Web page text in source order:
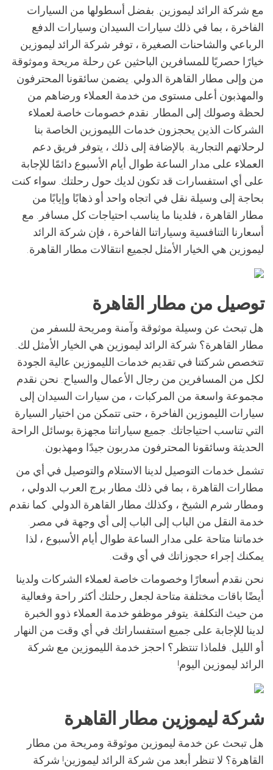
مع شركة الرائد ليموزين. بفضل أسطولها من السيارات
الفاخرة ، بما في ذلك سيارات السيدان وسيارات الدفع
الرباعي والشاحنات الصغيرة ، توفر شركة الرائد ليموزين
خيارًا حصريًا للمسافرين الباحثين عن رحلة مريحة وموثوقة
من وإلى مطار القاهرة الدولي. يضمن سائقونا المحترفون
والمهذبون أعلى مستوى من خدمة العملاء ورضاهم من
لحظة وصولك إلى المطار. نقدم خصومات خاصة لعملاء
الشركات الذين يحجزون خدمات الليموزين الخاصة بنا
لرحلاتهم التجارية. بالإضافة إلى ذلك ، يتوفر فريق دعم
العملاء على مدار الساعة طوال أيام الأسبوع دائمًا للإجابة
على أي استفسارات قد تكون لديك حول رحلتك. سواء كنت
بحاجة إلى وسيلة نقل في اتجاه واحد أو ذهابًا وإيابًا من
مطار القاهرة ، فلدينا ما يناسب احتياجات كل مسافر. مع
أسعارنا التنافسية وسياراتنا الفاخرة ، فإن شركة الرائد
ليموزين هي الخيار الأمثل لجميع انتقالات مطار القاهرة.
توصيل من مطار القاهرة
هل تبحث عن وسيلة موثوقة وآمنة ومريحة للسفر من
مطار القاهرة؟ شركة الرائد ليموزين هي الخيار الأمثل لك.
تتخصص شركتنا في تقديم خدمات الليموزين عالية الجودة
لكل من المسافرين من رجال الأعمال والسياح. نحن نقدم
مجموعة واسعة من المركبات ، من سيارات السيدان إلى
سيارات الليموزين الفاخرة ، حتى تتمكن من اختيار السيارة
التي تناسب احتياجاتك. جميع سياراتنا مجهزة بوسائل الراحة
الحديثة وسائقونا المحترفون مدربون جيدًا ومهذبون.
تشمل خدمات التوصيل لدينا الاستلام والتوصيل في أي من
مطارات القاهرة ، بما في ذلك مطار برج العرب الدولي ،
ومطار شرم الشيخ ، وكذلك مطار القاهرة الدولي. كما نقدم
خدمة النقل من الباب إلى الباب إلى أي وجهة في مصر.
خدماتنا متاحة على مدار الساعة طوال أيام الأسبوع ، لذا
يمكنك إجراء حجوزاتك في أي وقت.
نحن نقدم أسعارًا وخصومات خاصة لعملاء الشركات ولدينا
أيضًا باقات مختلفة متاحة لجعل رحلتك أكثر راحة وفعالية
من حيث التكلفة. يتوفر موظفو خدمة العملاء ذوو الخبرة
لدينا للإجابة على جميع استفساراتك في أي وقت من النهار
أو الليل. فلماذا تنتظر؟ احجز خدمة الليموزين مع شركة
الرائد ليموزين اليوم!
شركة ليموزين مطار القاهرة
هل تبحث عن خدمة ليموزين موثوقة ومريحة من مطار
القاهرة؟ لا تنظر أبعد من شركة الرائد ليموزين! شركة